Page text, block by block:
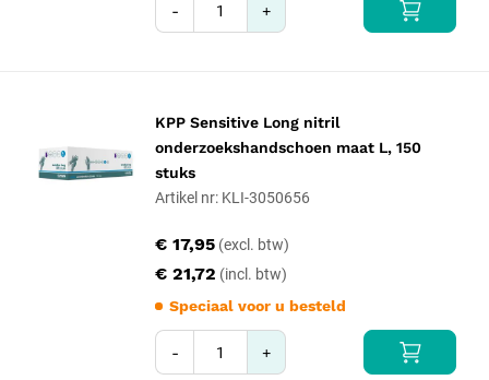
- +
KPP Sensitive Long nitril
onderzoekshandschoen maat L, 150
stuks
Artikel nr: KLI-3050656
€ 21,72
€ 17,95
Speciaal voor u besteld
- +